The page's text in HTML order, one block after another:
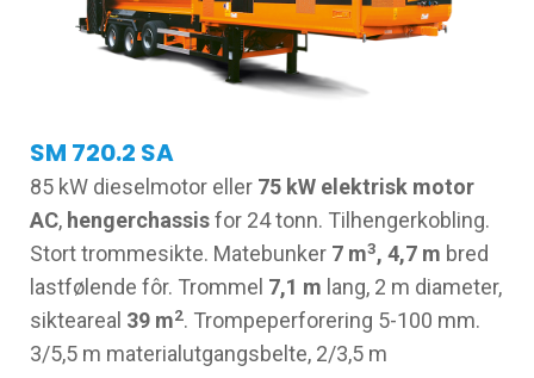
SM 720.2 SA
85 kW dieselmotor eller 75 kW elektrisk motor
AC, hengerchassisfor 24 tonn. Tilhengerkobling.
Stort trommesikte. Matebunker 7 m3, 4,7 m bred
lastfølende fôr. Trommel 7,1 m lang, 2 m diameter,
sikteareal 39 m2. Trompeperforering 5-100 mm.
3/5,5 m materialutgangsbelte, 2/3,5 m